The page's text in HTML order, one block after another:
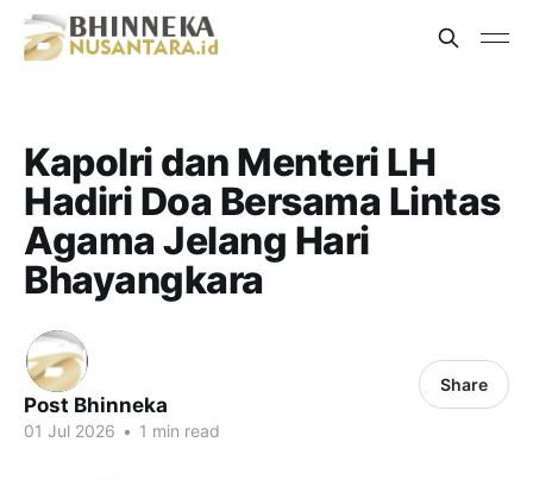
Kapolri dan Menteri LH
Hadiri Doa Bersama Lintas
Agama Jelang Hari
Bhayangkara
Post Bhinneka
01 Jul 2026 • 1 min read
Share